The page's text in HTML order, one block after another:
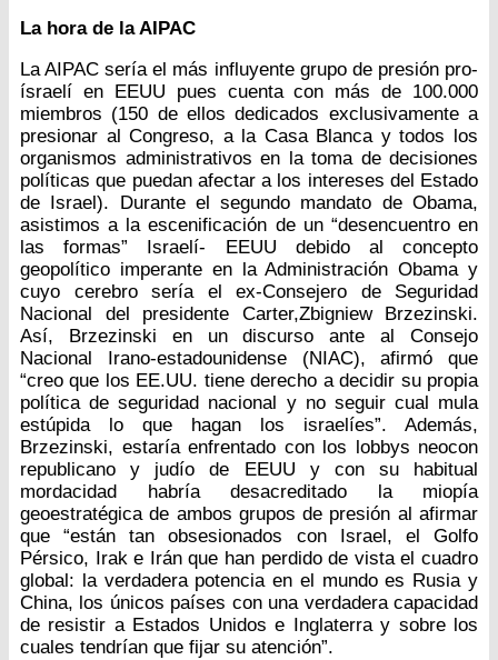
La hora de la AIPAC
La AIPAC sería el más influyente grupo de presión pro-
ísraelí en EEUU pues cuenta con más de 100.000
miembros (150 de ellos dedicados exclusivamente a
presionar al Congreso, a la Casa Blanca y todos los
organismos administrativos en la toma de decisiones
políticas que puedan afectar a los intereses del Estado
de Israel). Durante el segundo mandato de Obama,
asistimos a la escenificación de un “desencuentro en
las formas” Israelí- EEUU debido al concepto
geopolítico imperante en la Administración Obama y
cuyo cerebro sería el ex-Consejero de Seguridad
Nacional del presidente Carter,Zbigniew Brzezinski.
Así, Brzezinski en un discurso ante al Consejo
Nacional Irano-estadounidense (NIAC), afirmó que
“creo que los EE.UU. tiene derecho a decidir su propia
política de seguridad nacional y no seguir cual mula
estúpida lo que hagan los israelíes”. Además,
Brzezinski, estaría enfrentado con los lobbys neocon
republicano y judío de EEUU y con su habitual
mordacidad habría desacreditado la miopía
geoestratégica de ambos grupos de presión al afirmar
que “están tan obsesionados con Israel, el Golfo
Pérsico, Irak e Irán que han perdido de vista el cuadro
global: la verdadera potencia en el mundo es Rusia y
China, los únicos países con una verdadera capacidad
de resistir a Estados Unidos e Inglaterra y sobre los
cuales tendrían que fijar su atención”.